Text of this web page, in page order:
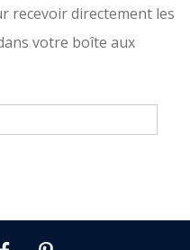
recevoir directement les
votre boîte aux